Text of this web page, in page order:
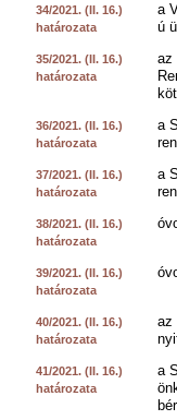
34/2021. (II. 16.)
határozata
a
ú
35/2021. (II. 16.)
határozata
az
36/2021. (II. 16.)
határozata
a
37/2021. (II. 16.)
határozata
a
38/2021. (II. 16.)
határozata
39/2021. (II. 16.)
határozata
40/2021. (II. 16.)
határozata
az
41/2021. (II. 16.)
határozata
a